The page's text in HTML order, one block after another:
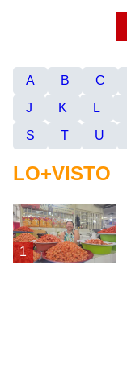
A B C
J
K L
S
T U
LO+VISTO
1